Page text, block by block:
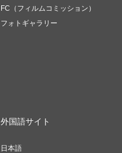
FC（フィルムコミッション）
フォトギャラリー
外国語サイト
日本語